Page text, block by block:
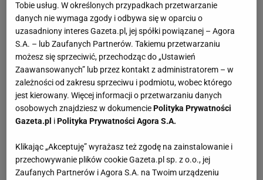
Tobie usług. W określonych przypadkach przetwarzanie
danych nie wymaga zgody i odbywa się w oparciu o
uzasadniony interes Gazeta.pl, jej spółki powiązanej – Agora
S.A. – lub Zaufanych Partnerów. Takiemu przetwarzaniu
możesz się sprzeciwić, przechodząc do „Ustawień
Zaawansowanych” lub przez kontakt z administratorem – w
zależności od zakresu sprzeciwu i podmiotu, wobec którego
jest kierowany. Więcej informacji o przetwarzaniu danych
osobowych znajdziesz w dokumenciePolityka Prywatności
Gazeta.pl iPolityka Prywatności Agora S.A.
Klikając „Akceptuję” wyrażasz też zgodę na zainstalowanie i
przechowywanie plików cookie Gazeta.pl sp. z o.o., jej
Zaufanych Partnerów i Agora S.A. na Twoim urządzeniu